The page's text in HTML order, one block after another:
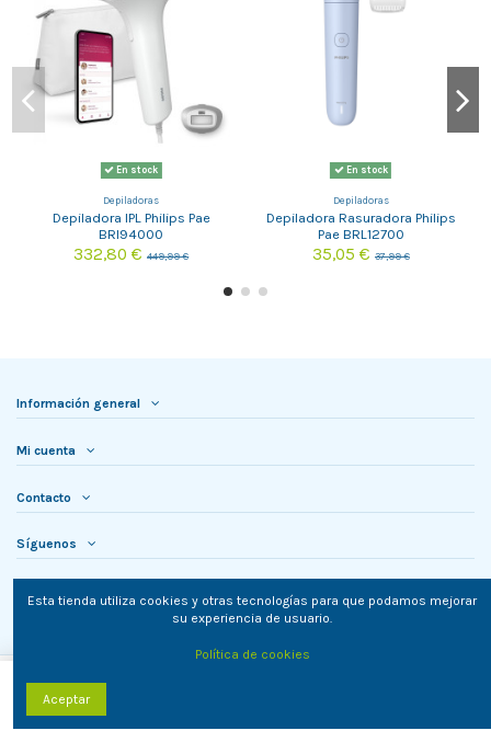
En stock
Depiladoras
Depiladora IPL Philips Pae
BRI94000
332,80 €449,99 €
En stock
Depiladoras
Depiladora Rasuradora Philips
Pae BRL12700
35,05 € 37,99 €
Información general
Mi cuenta
Contacto
Síguenos
TielON.com © 2023. Todos los derechos reservados
Esta tienda utiliza cookies y otras tecnologías para que podamos mejorar
su experiencia de usuario.
Política de cookies
Aceptar